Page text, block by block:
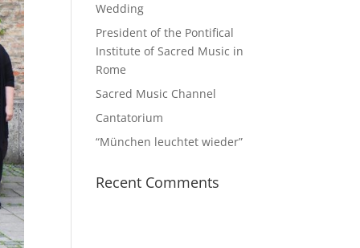
Wedding
President of the Pontifical
Institute of Sacred Music in
Rome
Sacred Music Channel
Cantatorium
“München leuchtet wieder”
Recent Comments